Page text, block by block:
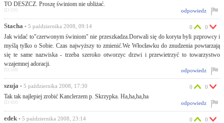
TO DESZCZ. Proszę świniom nie ubliżać.
odpowiedz
ID:595
Stacha • 5 października 2008, 09:14
Jak widać to"czerwonym świniom" nie przeszkadza.Dorwali się do koryta byli pzprowcy i
myślą tylko o Sobie. Czas najwyższy to zmienić.We Włocławku do znudzenia powtarzają
się te same nazwiska - trzeba szeroko otworzyc drzwi i przewietrzyć to towarzystwo
wzajemnej adoracji.
0 0
odpowiedz
ID:598
szuja • 5 października 2008, 17:30
Tak tak najlepiej zrobić Kanclerzem p. Skrzypka. Ha,ha,ha,ha
0 0
odpowiedz
ID:600
edek • 5 października 2008, 23:14 0 0